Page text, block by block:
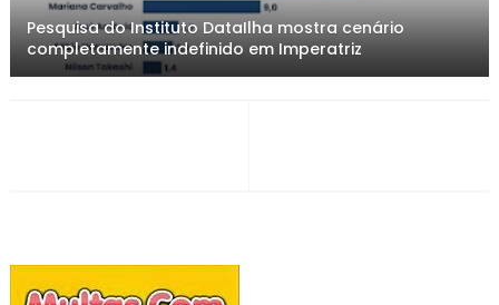
Pesquisa do Instituto DataIlha mostra cenário
completamente indefinido em Imperatriz